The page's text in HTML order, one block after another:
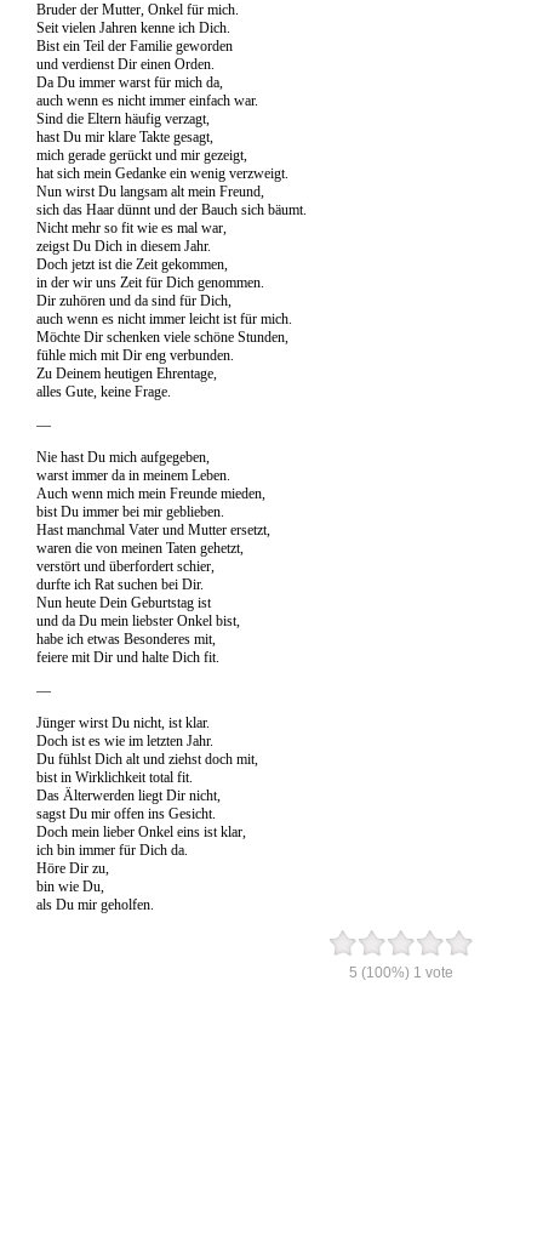
Bruder der Mutter, Onkel für mich.
Seit vielen Jahren kenne ich Dich.
Bist ein Teil der Familie geworden
und verdienst Dir einen Orden.
Da Du immer warst für mich da,
auch wenn es nicht immer einfach war.
Sind die Eltern häufig verzagt,
hast Du mir klare Takte gesagt,
mich gerade gerückt und mir gezeigt,
hat sich mein Gedanke ein wenig verzweigt.
Nun wirst Du langsam alt mein Freund,
sich das Haar dünnt und der Bauch sich bäumt.
Nicht mehr so fit wie es mal war,
zeigst Du Dich in diesem Jahr.
Doch jetzt ist die Zeit gekommen,
in der wir uns Zeit für Dich genommen.
Dir zuhören und da sind für Dich,
auch wenn es nicht immer leicht ist für mich.
Möchte Dir schenken viele schöne Stunden,
fühle mich mit Dir eng verbunden.
Zu Deinem heutigen Ehrentage,
alles Gute, keine Frage.
—
Nie hast Du mich aufgegeben,
warst immer da in meinem Leben.
Auch wenn mich mein Freunde mieden,
bist Du immer bei mir geblieben.
Hast manchmal Vater und Mutter ersetzt,
waren die von meinen Taten gehetzt,
verstört und überfordert schier,
durfte ich Rat suchen bei Dir.
Nun heute Dein Geburtstag ist
und da Du mein liebster Onkel bist,
habe ich etwas Besonderes mit,
feiere mit Dir und halte Dich fit.
—
Jünger wirst Du nicht, ist klar.
Doch ist es wie im letzten Jahr.
Du fühlst Dich alt und ziehst doch mit,
bist in Wirklichkeit total fit.
Das Älterwerden liegt Dir nicht,
sagst Du mir offen ins Gesicht.
Doch mein lieber Onkel eins ist klar,
ich bin immer für Dich da.
Höre Dir zu,
bin wie Du,
als Du mir geholfen.
5 (100%) 1 vote